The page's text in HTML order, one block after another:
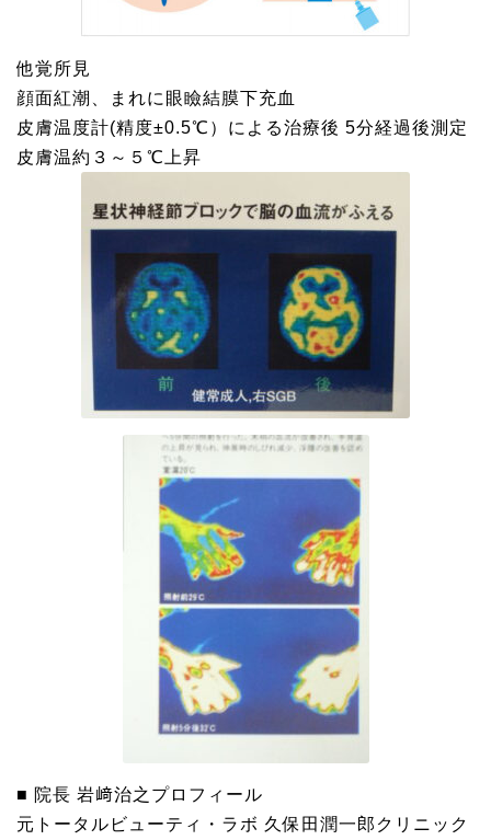
他覚所見
顔面紅潮、まれに眼瞼結膜下充血
皮膚温度計(精度±0.5℃）による治療後 5分経過後測定
皮膚温約３～５℃上昇
■ 院長 岩﨑治之プロフィール
元トータルビューティ・ラボ 久保田潤一郎クリニック